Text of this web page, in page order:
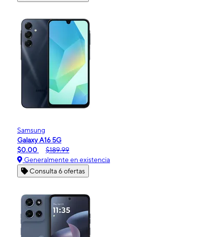
Samsung
Galaxy A16 5G
$0.00
$189.99
Generalmente en existencia
Consulta 6 ofertas